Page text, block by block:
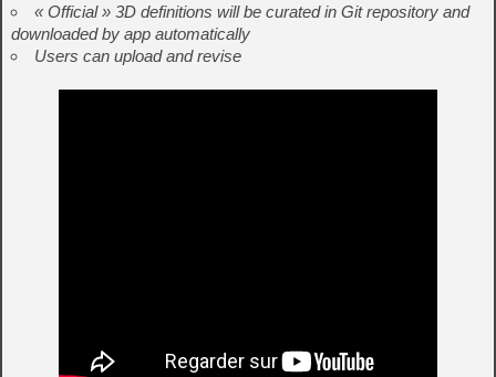
« Official » 3D definitions will be curated in Git repository and
downloaded by app automatically
Users can upload and revise